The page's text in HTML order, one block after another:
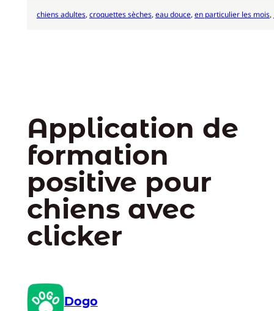
chiens adultes, croquettes sèches, eau douce, en particulier les mois,
Application de
formation
positive pour
chiens avec
clicker
Dogo